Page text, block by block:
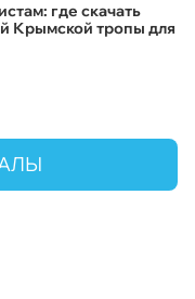
где скачать
Крымской тропы для